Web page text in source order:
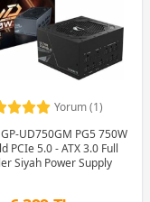
Yorum (1)
UD750GM PG5 750W
PCIe 5.0 - ATX 3.0 Full
Siyah Power Supply